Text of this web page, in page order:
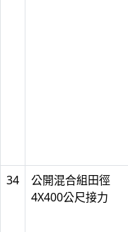
34
公開混合組田徑
4X400公尺接力